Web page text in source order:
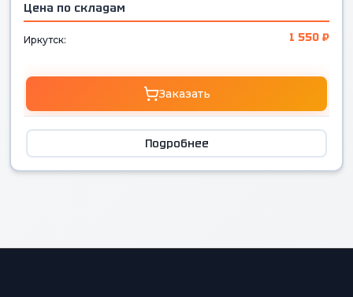
Цена по складам
Иркутск: 1 550 ₽
Заказать
Подробнее